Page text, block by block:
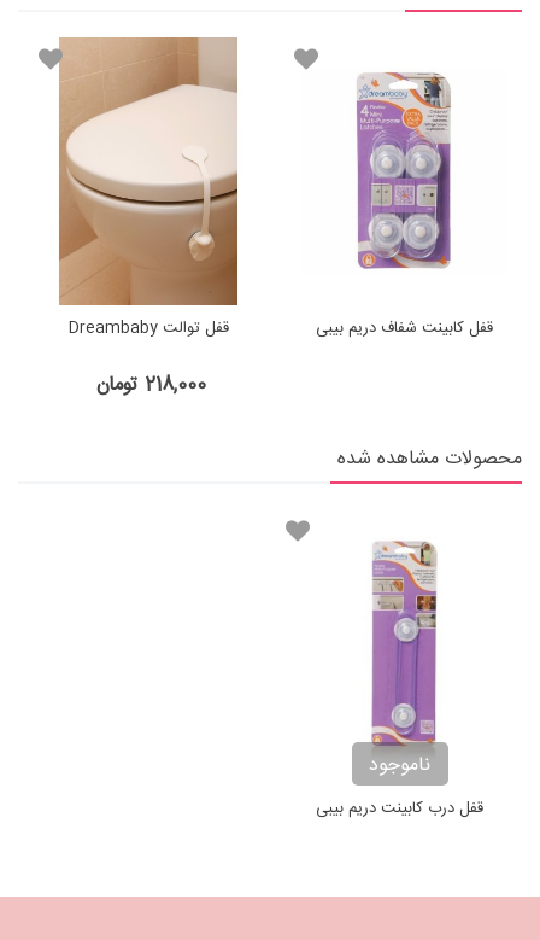
قفل کابینت شفاف دریم بیبی قفل توالت Dreambaby
218,000 تومان
محصولات مشاهده شده
ناموجود
قفل درب کابینت دریم بیبی